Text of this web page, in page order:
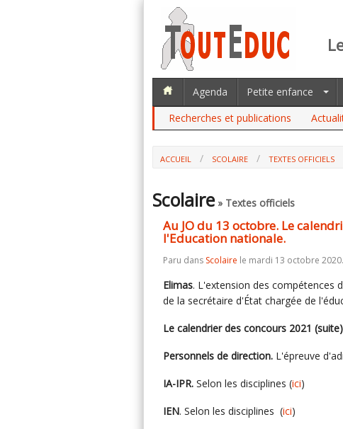
Agenda Petite enfance
Recherches et publications
ACCUEIL SCOLAIRE
TEXTES OFFICIELS
Scolaire» Textes officiels
Au JO du 13 octobre. Le
l'Education nationale.
Paru dans Scolaire le mardi 13 octobre 2020.
Elimas. L'extension des compétences
de la secrétaire d'État chargée de
Le calendrier des concours 2021 (suite)
Personnels de direction. L'épreuve
IA-IPR. Selon les disciplines (ici)
IEN. Selon les disciplines (ici)